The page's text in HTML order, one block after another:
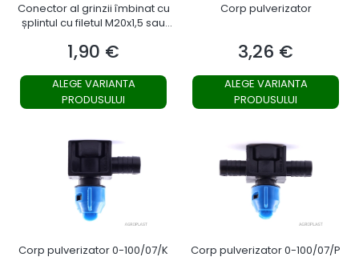
Conector al grinzii îmbinat cu
șplintul cu filetul M20x1,5 sau
Preț
1,90 €
ALEGE VARIANTA
PRODUSULUI
Corp pulverizator
Preț
3,26 €
ALEGE VARIANTA
PRODUSULUI
Corp pulverizator 0-100/07/K Corp pulverizator 0-100/07/P